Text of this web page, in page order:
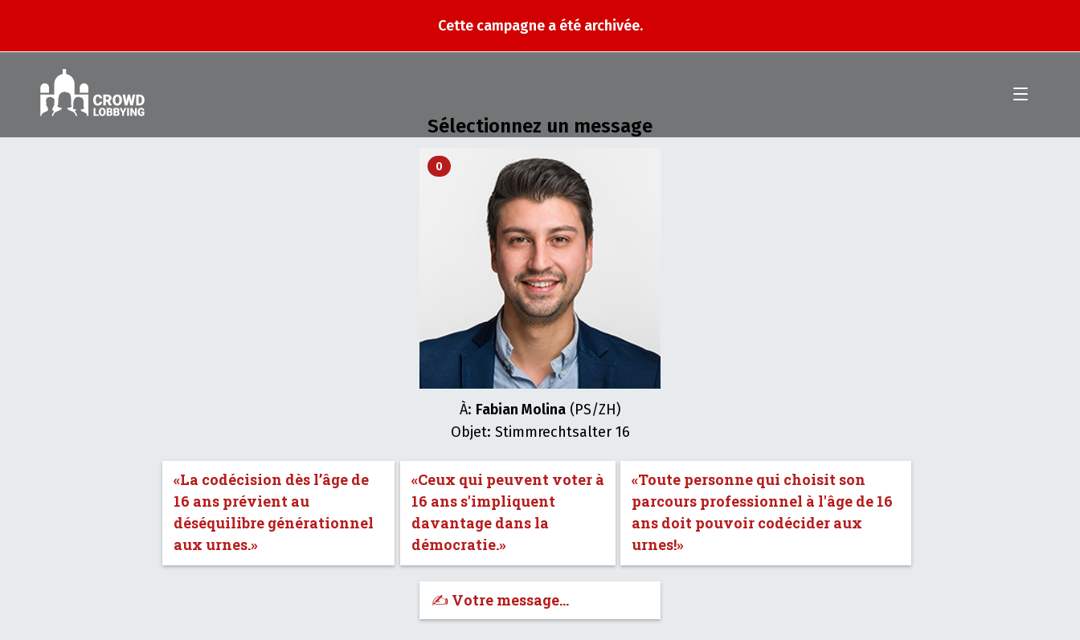
Cette campagne a été archivée.
Sélectionnez un message
0
À: Fabian Molina(PS/ZH)
Objet: Stimmrechtsalter 16
«La codécision dès l’âge de
16 ans prévient au
déséquilibre générationnel
aux urnes.»
«Ceux qui peuvent voter à
16 ans s'impliquent
davantage dans la
démocratie.»
«Toute personne qui choisit son
parcours professionnel à l'âge de 16
ans doit pouvoir codécider aux
urnes!»
✍️ Votre message…